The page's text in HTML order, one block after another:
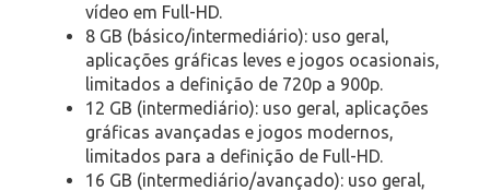
vídeo em Full-HD.
8 GB (básico/intermediário): uso geral,
aplicações gráficas leves e jogos ocasionais,
limitados a definição de 720p a 900p.
12 GB (intermediário): uso geral, aplicações
gráficas avançadas e jogos modernos,
limitados para a definição de Full-HD.
16 GB (intermediário/avançado): uso geral,